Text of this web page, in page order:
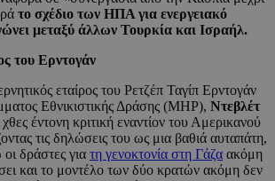
το σχέδιο των ΗΠΑ για ενεργειακό
μεταξύ άλλων Τουρκία και Ισραήλ.
του Ερντογάν
εταίρος του Ρετζέπ Ταγίπ Ερντογάν
Εθνικιστικής Δράσης (ΜΗΡ), Ντεβλέτ
έντονη κριτική εναντίον του Αμερικανού
τις δηλώσεις του ως μια βαθιά αυταπάτη,
δράστες για τη γενοκτονία στη Γάζα ακόμη
και το μοντέλο των δύο κρατών ακόμη δεν